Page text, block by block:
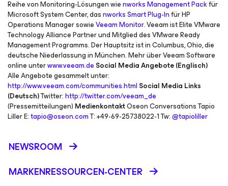
Reihe von Monitoring-Lösungen wienworks Management Packfür
Microsoft System Center, dasnworks Smart Plug-Infür HP
Operations Manager sowieVeeam Monitor. Veeam ist Elite VMware
Technology Alliance Partner und Mitglied des VMware Ready
Management Programms. Der Hauptsitz ist in Columbus, Ohio, die
deutsche Niederlassung in München. Mehr über Veeam Software
online unterwww.veeam.de Social Media Angebote (Englisch)
Alle Angebote gesammelt unter:
http://www.veeam.com/communities.html Social Media Links
(Deutsch)Twitter:http://twitter.com/veeam_de
(Pressemitteilungen) MedienkontaktOseon Conversations Tapio
Liller E:tapio@oseon.comT: +49-69-25738022-1 Tw:@tapioliller
NEWSROOM
MARKENRESSOURCEN-CENTER